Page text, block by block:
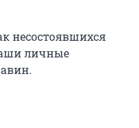
несостоявшихся
личные